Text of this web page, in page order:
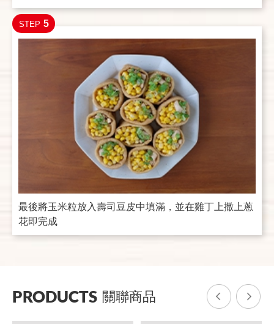
STEP 5
最後將玉米粒放入壽司豆皮中填滿，並在雞丁上撒上蔥
花即完成
PRODUCTS 關聯商品